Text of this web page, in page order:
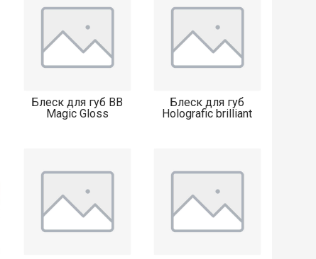
Блеск для губ BB
Magic Gloss
Блеск для губ
Holografic brilliant